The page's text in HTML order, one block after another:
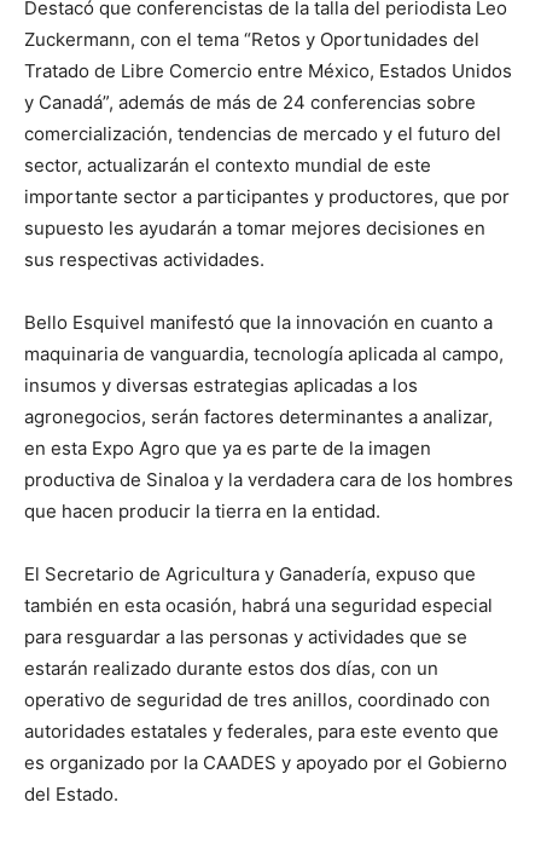
Destacó que conferencistas de la talla del periodista Leo
Zuckermann, con el tema “Retos y Oportunidades del
Tratado de Libre Comercio entre México, Estados Unidos
y Canadá”, además de más de 24 conferencias sobre
comercialización, tendencias de mercado y el futuro del
sector, actualizarán el contexto mundial de este
importante sector a participantes y productores, que por
supuesto les ayudarán a tomar mejores decisiones en
sus respectivas actividades.
Bello Esquivel manifestó que la innovación en cuanto a
maquinaria de vanguardia, tecnología aplicada al campo,
insumos y diversas estrategias aplicadas a los
agronegocios, serán factores determinantes a analizar,
en esta Expo Agro que ya es parte de la imagen
productiva de Sinaloa y la verdadera cara de los hombres
que hacen producir la tierra en la entidad.
El Secretario de Agricultura y Ganadería, expuso que
también en esta ocasión, habrá una seguridad especial
para resguardar a las personas y actividades que se
estarán realizado durante estos dos días, con un
operativo de seguridad de tres anillos, coordinado con
autoridades estatales y federales, para este evento que
es organizado por la CAADES y apoyado por el Gobierno
del Estado.